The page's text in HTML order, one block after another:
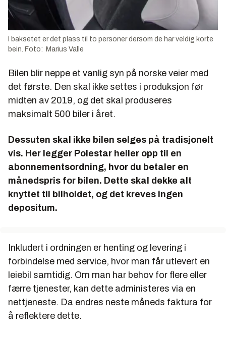
I baksetet er det plass til to personer dersom de har veldig korte
bein. Foto: Marius Valle
Bilen blir neppe et vanlig syn på norske veier med
det første. Den skal ikke settes i produksjon før
midten av 2019, og det skal produseres
maksimalt 500 biler i året.
Dessuten skal ikke bilen selges på tradisjonelt
vis. Her legger Polestar heller opp til en
abonnementsordning, hvor du betaler en
månedspris for bilen. Dette skal dekke alt
knyttet til bilholdet, og det kreves ingen
depositum.
Inkludert i ordningen er henting og levering i
forbindelse med service, hvor man får utlevert en
leiebil samtidig. Om man har behov for flere eller
færre tjenester, kan dette administeres via en
nettjeneste. Da endres neste måneds faktura for
å reflektere dette.